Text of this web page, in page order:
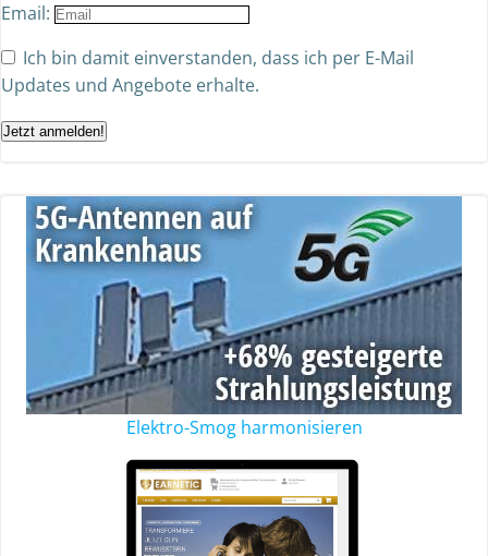
Email:
Ich bin damit einverstanden, dass ich per E-Mail
Updates und Angebote erhalte.
Jetzt anmelden!
Elektro-Smog harmonisieren